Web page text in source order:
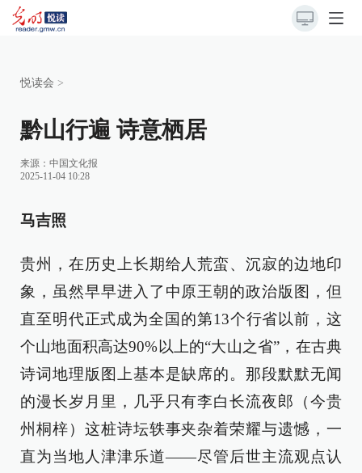
悦读会 >
黔山行遍 诗意栖居
来源： 中国文化报
2025-11-04 10:28
马吉照
贵州，在历史上长期给人荒蛮、沉寂的边地印
象，虽然早早进入了中原王朝的政治版图，但
直至明代正式成为全国的第13个行省以前，这
个山地面积高达90%以上的“大山之省”，在古典
诗词地理版图上基本是缺席的。那段默默无闻
的漫长岁月里，几乎只有李白长流夜郎（今贵
州桐梓）这桩诗坛轶事夹杂着荣耀与遗憾，一
直为当地人津津乐道——尽管后世主流观点认